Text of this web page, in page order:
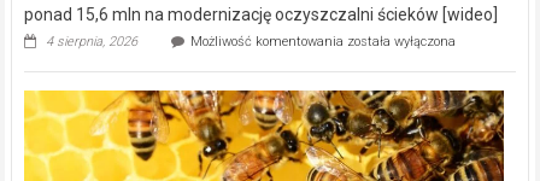
ponad 15,6 mln na modernizację oczyszczalni ścieków [wideo]
4 sierpnia, 2026 Możliwość komentowania Ekologiczne
Wręczyca
Wielka
z
dofinansowaniem
ponad
została wyłączona